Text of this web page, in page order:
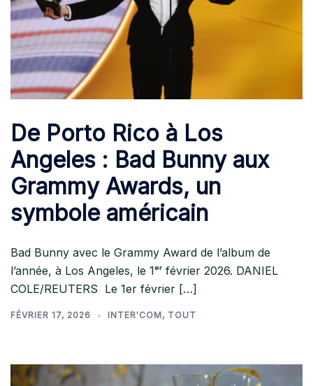
De Porto Rico à Los
Angeles : Bad Bunny aux
Grammy Awards, un
symbole américain
Bad Bunny avec le Grammy Award de l’album de
l’année, à Los Angeles, le 1ᵉʳ février 2026. DANIEL
COLE/REUTERS Le 1er février […]
FÉVRIER 17, 2026 INTER'COM, TOUT